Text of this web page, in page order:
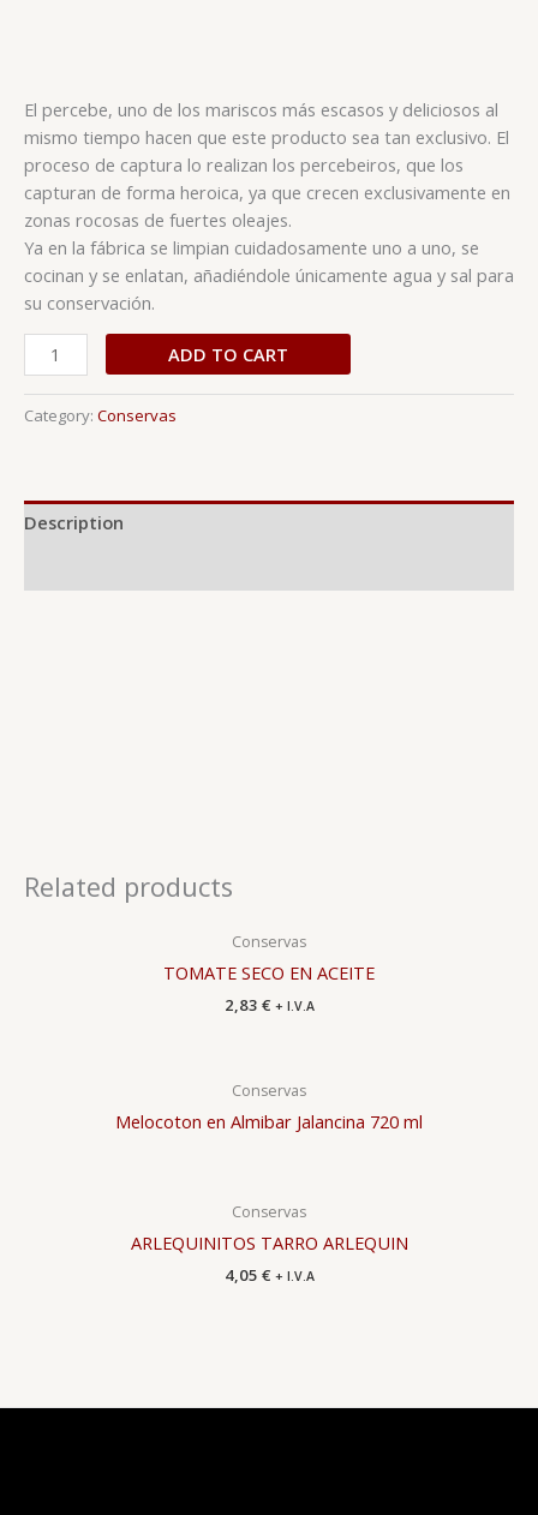
El percebe, uno de los mariscos más escasos y deliciosos al
mismo tiempo hacen que este producto sea tan exclusivo. El
proceso de captura lo realizan los percebeiros, que los
capturan de forma heroica, ya que crecen exclusivamente en
zonas rocosas de fuertes oleajes.
Ya en la fábrica se limpian cuidadosamente uno a uno, se
cocinan y se enlatan, añadiéndole únicamente agua y sal para
su conservación.
ADD TO CART
Category: Conservas
Description
Related products
Conservas
TOMATE SECO EN ACEITE
2,83 € + I.V.A
Conservas
Melocoton en Almibar Jalancina 720 ml
Conservas
ARLEQUINITOS TARRO ARLEQUIN
4,05 € + I.V.A